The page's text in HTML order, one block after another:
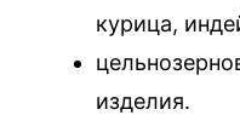
курица,
изделия.